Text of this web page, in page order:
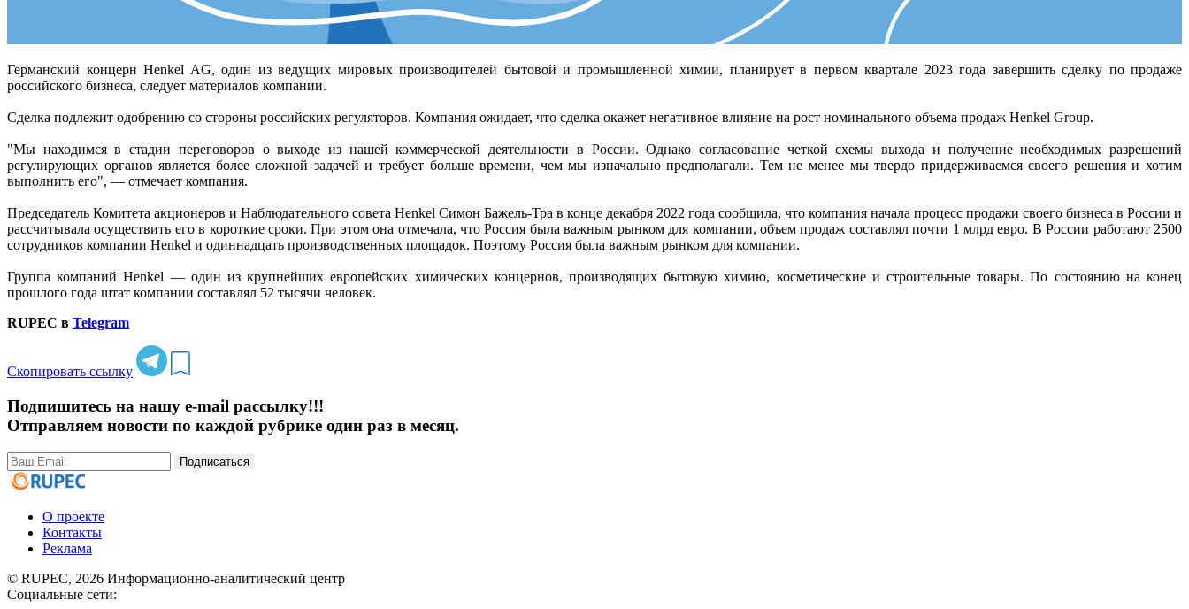
Германский концерн Henkel AG, один из ведущих мировых производителей бытовой и промышленной химии, планирует в первом квартале 2023 года завершить сделку по продаже
российского бизнеса, следует материалов компании.
Сделка подлежит одобрению со стороны российских регуляторов. Компания ожидает, что сделка окажет негативное влияние на рост номинального объема продаж Henkel Group.
"Мы находимся в стадии переговоров о выходе из нашей коммерческой деятельности в России. Однако согласование четкой схемы выхода и получение необходимых разрешений
регулирующих органов является более сложной задачей и требует больше времени, чем мы изначально предполагали. Тем не менее мы твердо придерживаемся своего решения и хотим
выполнить его", — отмечает компания.
Председатель Комитета акционеров и Наблюдательного совета Henkel Симон Бажель-Тра в конце декабря 2022 года сообщила, что компания начала процесс продажи своего бизнеса в России и
рассчитывала осуществить его в короткие сроки. При этом она отмечала, что Россия была важным рынком для компании, объем продаж составлял почти 1 млрд евро. В России работают 2500
сотрудников компании Henkel и одиннадцать производственных площадок. Поэтому Россия была важным рынком для компании.
Группа компаний Henkel — один из крупнейших европейских химических концернов, производящих бытовую химию, косметические и строительные товары. По состоянию на конец
прошлого года штат компании составлял 52 тысячи человек.
RUPEC в Telegram
Скопировать ссылку
Подпишитесь на нашу e-mail рассылку!!!
Отправляем новости по каждой рубрике один раз в месяц.
Подписаться
О проекте
Контакты
Реклама
© RUPEC, 2026 Информационно-аналитический центр
Социальные сети: